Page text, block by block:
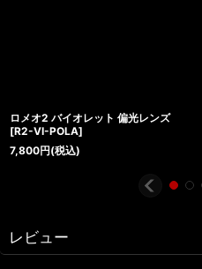
ロメオ2 バイオレット 偏光レンズ
[R2-VI-POLA]
7,800円(税込)
レビュー